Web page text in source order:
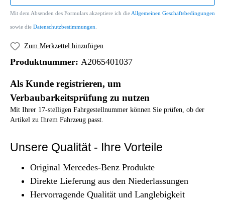
Mit dem Absenden des Formulars akzeptiere ich die Allgemeinen Geschäftsbedingungen
sowie die Datenschutzbestimmungen
Zum Merkzettel hinzufügen
Produktnummer: A2065401037
Als Kunde registrieren, um
Verbaubarkeitsprüfung zu nutzen
Mit Ihrer 17-stelligen Fahrgestellnummer können Sie prüfen, ob der
Artikel zu Ihrem Fahrzeug passt.
Unsere Qualität - Ihre Vorteile
Original Mercedes-Benz Produkte
Direkte Lieferung aus den Niederlassungen
Hervorragende Qualität und Langlebigkeit